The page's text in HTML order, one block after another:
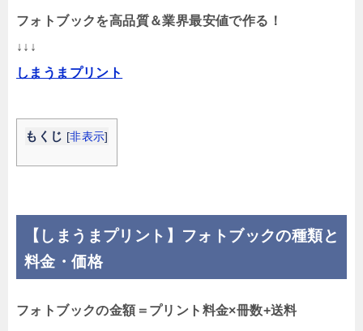
フォトブックを高品質＆業界最安値で作る！
↓↓↓
しまうまプリント
もくじ [非表示]
【しまうまプリント】フォトブックの種類と
料金・価格
フォトブックの金額＝プリント料金×冊数+送料